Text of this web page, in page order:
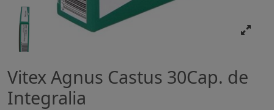
Vitex Agnus Castus 30Cap. de
Integralia